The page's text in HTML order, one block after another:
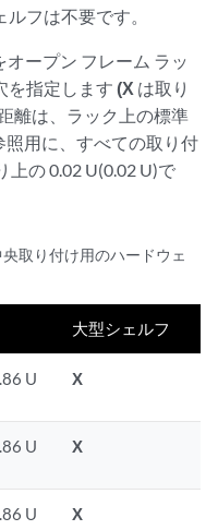
フは不要です。
ープン フレーム ラッ
を指定します (X は取り
離は、ラック上の標準
照用に、すべての取り付
上の 0.02 U(0.02 U)で
取り付け用のハードウェ
大型シェルフ
U X
U X
U X